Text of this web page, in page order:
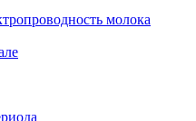
молока